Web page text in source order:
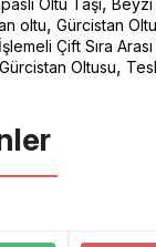
Oltu Taşı Beyzi
oltu, Gürcistan
Çift Sıra
Gürcistan Oltusu,